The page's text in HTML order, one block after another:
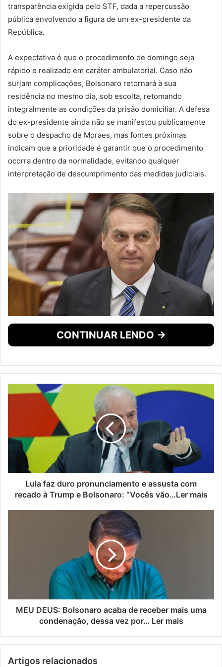
transparência exigida pelo STF, dada a repercussão
pública envolvendo a figura de um ex-presidente da
República.
A expectativa é que o procedimento de domingo seja
rápido e realizado em caráter ambulatorial. Caso não
surjam complicações, Bolsonaro retornará à sua
residência no mesmo dia, sob escolta, retomando
integralmente as condições da prisão domiciliar. A defesa
do ex-presidente ainda não se manifestou publicamente
sobre o despacho de Moraes, mas fontes próximas
indicam que a prioridade é garantir que o procedimento
ocorra dentro da normalidade, evitando qualquer
interpretação de descumprimento das medidas judiciais.
CONTINUAR LENDO →
Lula faz duro pronunciamento e assusta com
recado à Trump e Bolsonaro: “Vocês vão…Ler mais
MEU DEUS: Bolsonaro acaba de receber mais uma
condenação, dessa vez por… Ler mais
Artigos relacionados